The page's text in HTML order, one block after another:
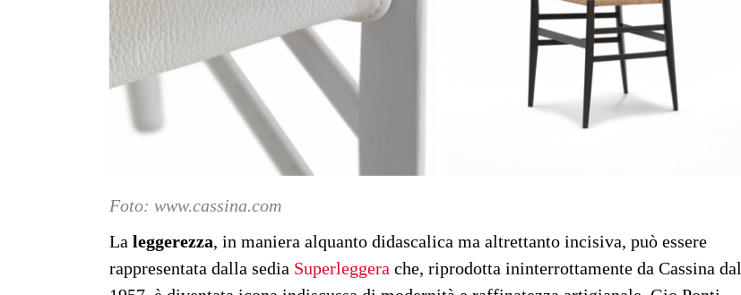
Foto: www.cassina.com
La leggerezza, in maniera alquanto didascalica ma altrettanto incisiva, può essere
rappresentata dalla sedia Superleggera che, riprodotta ininterrottamente da Cassina dal